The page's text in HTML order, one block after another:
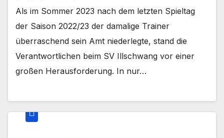
Als im Sommer 2023 nach dem letzten Spieltag
der Saison 2022/23 der damalige Trainer
überraschend sein Amt niederlegte, stand die
Verantwortlichen beim SV Illschwang vor einer
großen Herausforderung. In nur…